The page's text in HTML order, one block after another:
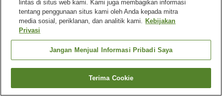
Fasilitas properti
Wi-Fi
Sauna
Restoran
Beranda Jepang Oita
Kota Beppu
Beppu Kijima Onsen Kijima Kogen Hotel
Cari kamar
lintas di situs web kami. Kami juga membagikan informasi
tentang penggunaan situs kami oleh Anda kepada mitra
media sosial, periklanan, dan analitik kami. Kebijakan
Privasi
Jangan Menjual Informasi Pribadi Saya
Terima Cookie